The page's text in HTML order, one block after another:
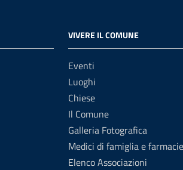
VIVERE IL COMUNE
Eventi
Luoghi
Chiese
Il Comune
Galleria Fotografica
Medici di famiglia e
Elenco Associazioni